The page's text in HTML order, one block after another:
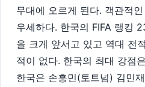
무대에 오르게 된다. 객관적
우세하다. 한국의 FIFA 랭킹
을 크게 앞서고 있고 역대 전
적이 없다. 한국의 최대 강점
한국은 손흥민(토트넘) 김민